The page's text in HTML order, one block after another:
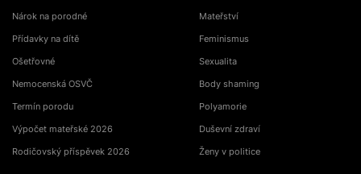
Nárok na porodné
Přídavky na dítě
Ošetřovné
Nemocenská OSVČ
Termín porodu
Výpočet mateřské 2026
Rodičovský příspěvek 2026
Mateřství
Feminismus
Sexualita
Body shaming
Polyamorie
Duševní zdraví
Ženy v politice